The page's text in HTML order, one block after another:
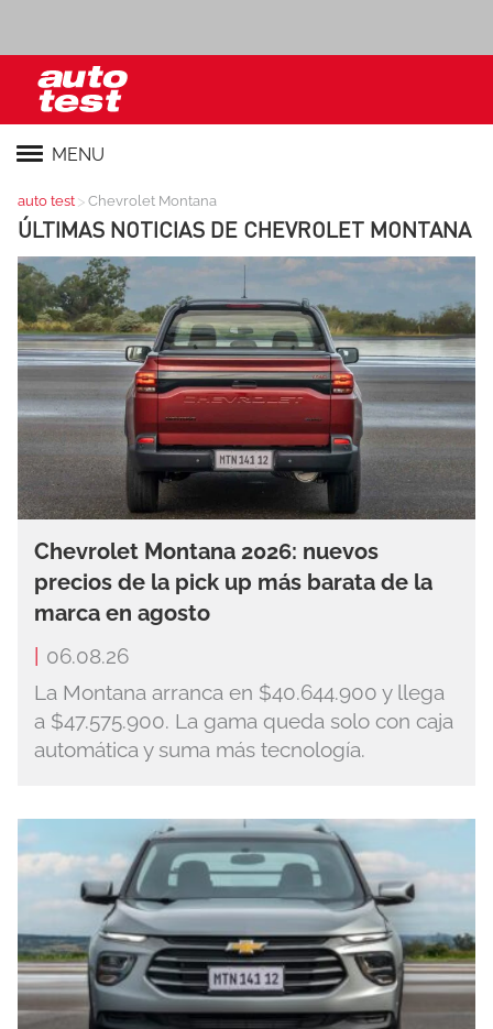
MENU
auto test > Chevrolet Montana
ÚLTIMAS NOTICIAS DE CHEVROLET MONTANA
Chevrolet Montana 2026: nuevos
precios de la pick up más barata de la
marca en agosto
06.08.26
La Montana arranca en $40.644.900 y llega
a $47.575.900. La gama queda solo con caja
automática y suma más tecnología.